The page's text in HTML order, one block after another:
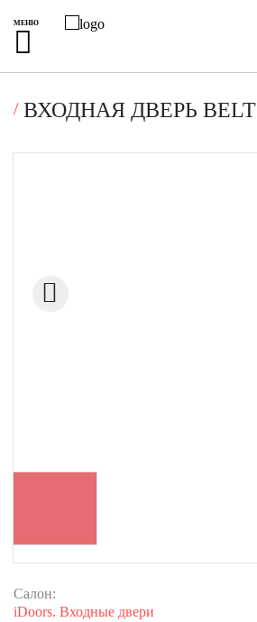
МЕНЮ
ВХОДНАЯ ДВЕРЬ BELT
Салон:
iDoors. Входные двери